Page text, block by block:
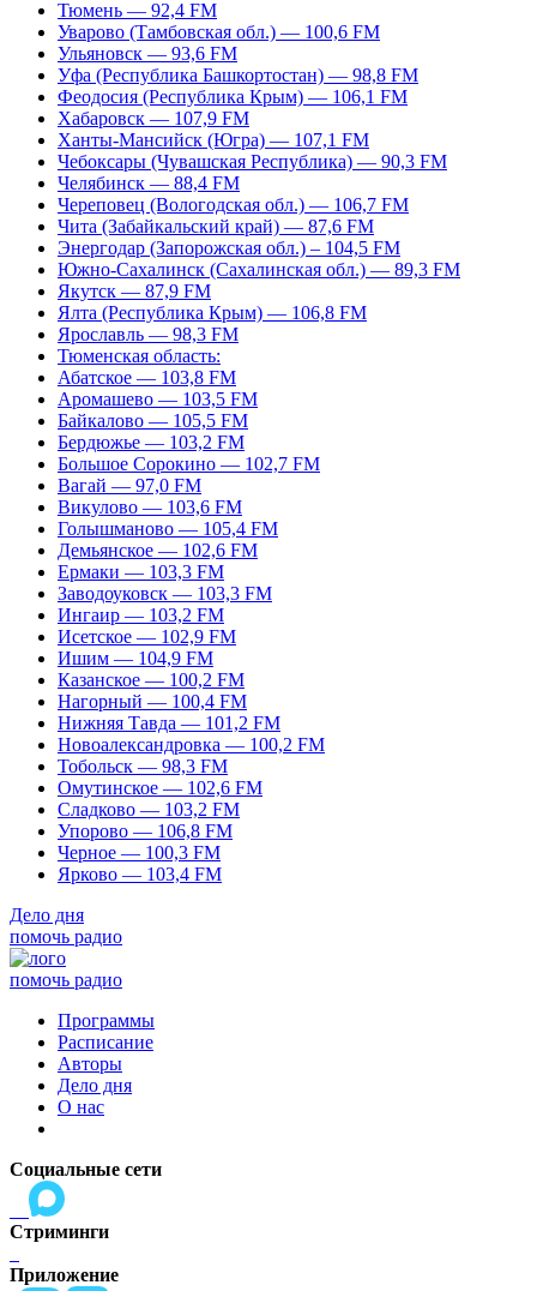
Тюмень — 92,4 FM
Уварово (Тамбовская обл.) — 100,6 FM
Ульяновск — 93,6 FM
Уфа (Республика Башкортостан) — 98,8 FM
Феодосия (Республика Крым) — 106,1 FM
Хабаровск — 107,9 FM
Ханты-Мансийск (Югра) — 107,1 FM
Чебоксары (Чувашская Республика) — 90,3 FM
Челябинск — 88,4 FM
Череповец (Вологодская обл.) — 106,7 FM
Чита (Забайкальский край) — 87,6 FM
Энергодар (Запорожская обл.) – 104,5 FM
Южно-Сахалинск (Сахалинская обл.) — 89,3 FM
Якутск — 87,9 FM
Ялта (Республика Крым) — 106,8 FM
Ярославль — 98,3 FM
Тюменская область:
Абатское — 103,8 FM
Аромашево — 103,5 FM
Байкалово — 105,5 FM
Бердюжье — 103,2 FM
Большое Сорокино — 102,7 FM
Вагай — 97,0 FM
Викулово — 103,6 FM
Голышманово — 105,4 FM
Демьянское — 102,6 FM
Ермаки — 103,3 FM
Заводоуковск — 103,3 FM
Ингаир — 103,2 FM
Исетское — 102,9 FM
Ишим — 104,9 FM
Казанское — 100,2 FM
Нагорный — 100,4 FM
Нижняя Тавда — 101,2 FM
Новоалександровка — 100,2 FM
Тобольск — 98,3 FM
Омутинское — 102,6 FM
Сладково — 103,2 FM
Упорово — 106,8 FM
Черное — 100,3 FM
Ярково — 103,4 FM
Дело дня
помочь радио
помочь радио
Программы
Расписание
Авторы
Дело дня
О нас
Социальные сети
Стриминги
Приложение